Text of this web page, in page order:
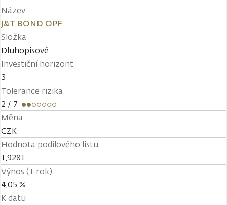
Název
J&T BOND OPF
Složka
Dluhopisové
Investiční horizont
3
Tolerance rizika
2 / 7
Měna
CZK
Hodnota podílového listu
1,9281
Výnos (1 rok)
4,05 %
K datu